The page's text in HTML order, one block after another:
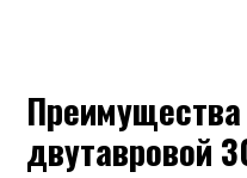
двутавровой